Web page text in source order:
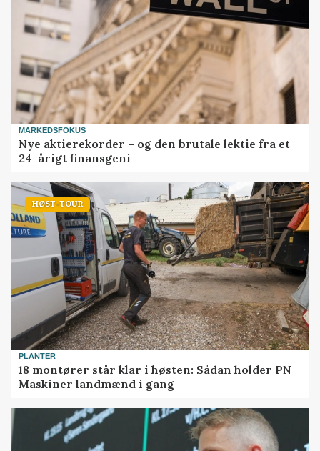
MARKEDSFOKUS
Nye aktierekorder – og den brutale lektie fra et
24-årigt finansgeni
HØST-TOUR
PLANTER
18 montører står klar i høsten: Sådan holder PN
Maskiner landmænd i gang